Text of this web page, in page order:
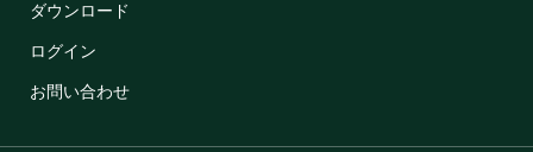
ダウンロード
ログイン
お問い合わせ